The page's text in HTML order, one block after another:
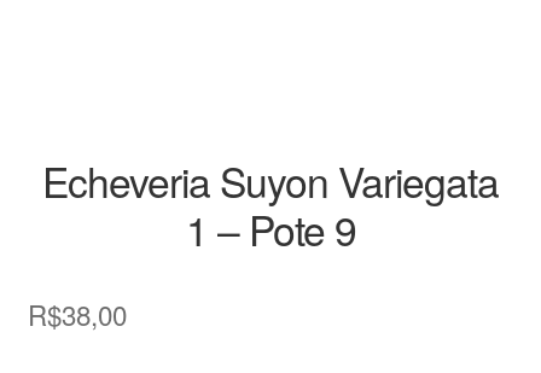
Kits
Miniaturas
Echeveria Suyon Variegata
1 – Pote 9
R$38,00